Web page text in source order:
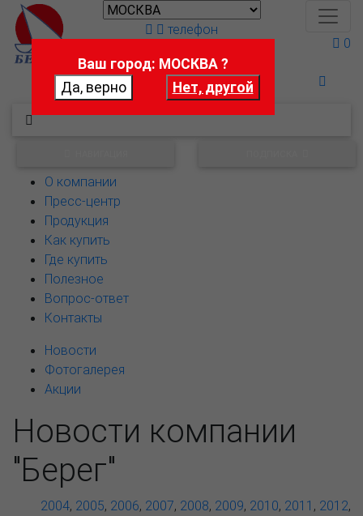
Поможем выбрать
телефон
0
О компании
Пресс-центр
Продукция
Как купить
Где купить
Полезное
Вопрос-ответ
Контакты
Новости
Фотогалерея
Акции
Новости компании
"Берег"
2004, 2005, 2006, 2007, 2008, 2009, 2010, 2011 , 2012,
Ваш город: МОСКВА ?